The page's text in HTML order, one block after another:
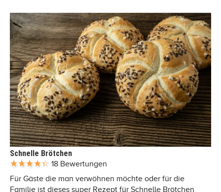
Schnelle Brötchen
18 Bewertungen
Für Gäste die man verwöhnen möchte oder für die
Familie ist dieses super Rezept für Schnelle Brötchen